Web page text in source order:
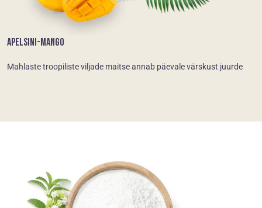
APELSINI-MANGO
Mahlaste troopiliste viljade maitse annab päevale värskust juurde